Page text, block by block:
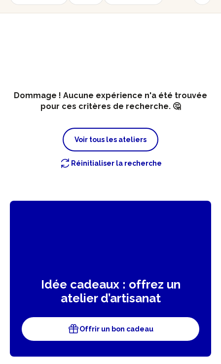
Date Créneau horaire
Dommage ! Aucune expérience n'a été trouvée
pour ces critères de recherche. 🤔
Voir tous les ateliers
Réinitialiser la recherche
Idée cadeaux : offrez un
atelier d’artisanat
Offrir un bon cadeau